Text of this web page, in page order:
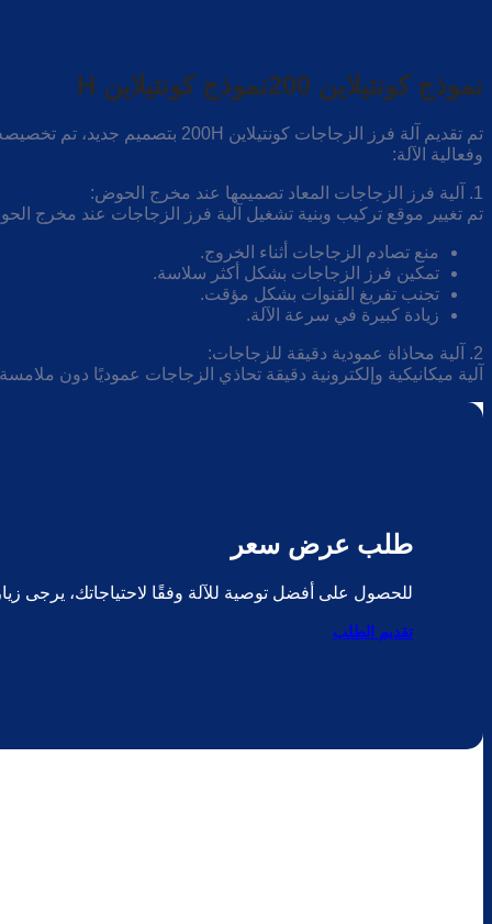
نموذج كونتيلاين 200نموذج كونتيلاين H
وفعالية الآلة:
1. آلية فرز الزجاجات المعاد تصميمها عند مخرج الحوض:
تم تغيير موقع تركيب وبنية تشغيل آلية فرز الزجاجات عند مخرج
منع تصادم الزجاجات أثناء الخروج.
تمكين فرز الزجاجات بشكل أكثر سلاسة.
تجنب تفريغ القنوات بشكل مؤقت.
زيادة كبيرة في سرعة الآلة.
2. آلية محاذاة عمودية دقيقة للزجاجات:
آلية ميكانيكية وإلكترونية دقيقة تحاذي الزجاجات عموديًا دون
طلب عرض سعر
للحصول على أفضل توصية للآلة وفقًا لاحتياجاتك، يرجى
تقديم الطلب